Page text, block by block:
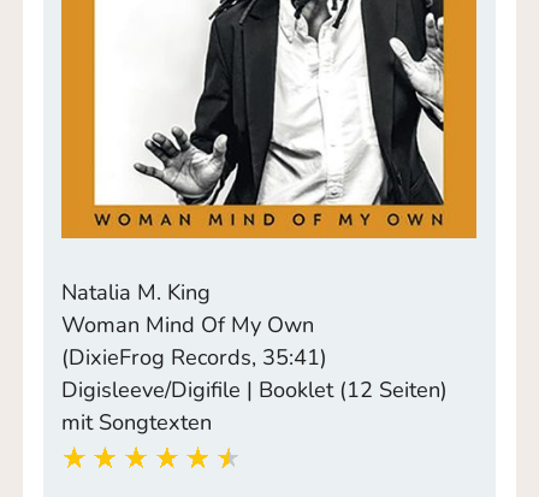
Natalia M. King
Woman Mind Of My Own
(DixieFrog Records, 35:41)
Digisleeve/Digifile | Booklet (12 Seiten)
mit Songtexten